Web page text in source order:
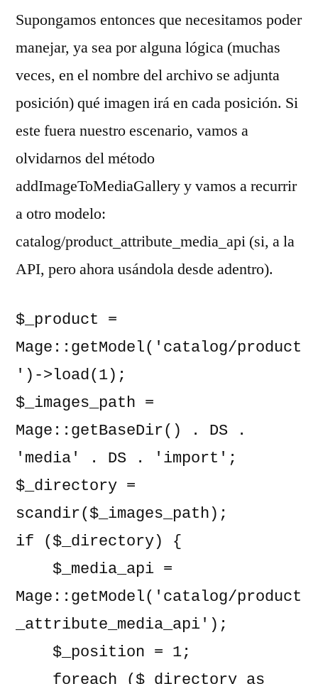
Supongamos entonces que necesitamos poder
manejar, ya sea por alguna lógica (muchas
veces, en el nombre del archivo se adjunta
posición) qué imagen irá en cada posición. Si
este fuera nuestro escenario, vamos a
olvidarnos del método
addImageToMediaGallery y vamos a recurrir
a otro modelo:
catalog/product_attribute_media_api (si, a la
API, pero ahora usándola desde adentro).
$_product =
Mage::getModel('catalog/product
')->load(1);
$_images_path =
Mage::getBaseDir() . DS .
'media' . DS . 'import';
$_directory =
scandir($_images_path);
if ($_directory) {
Mage::getModel('catalog/product
_attribute_media_api');